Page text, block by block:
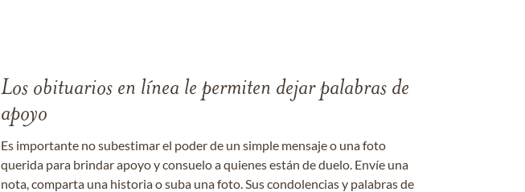
Los obituarios en línea le permiten dejar palabras de
apoyo
Es importante no subestimar el poder de un simple mensaje o una foto
querida para brindar apoyo y consuelo a quienes están de duelo. Envíe una
nota, comparta una historia o suba una foto. Sus condolencias y palabras de